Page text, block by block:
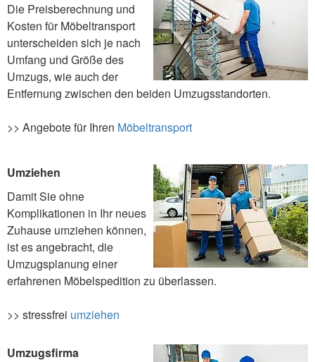
Die Preisberechnung und
Kosten für Möbeltransport
unterscheiden sich je nach
Umfang und Größe des
Umzugs, wie auch der
Entfernung zwischen den beiden Umzugsstandorten.
>> Angebote für Ihren Möbeltransport
Umziehen
Damit Sie ohne
Komplikationen in Ihr neues
Zuhause umziehen können,
ist es angebracht, die
Umzugsplanung einer
erfahrenen Möbelspedition zu überlassen.
>> stressfrei umziehen
Umzugsfirma